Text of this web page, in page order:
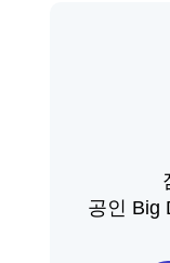
공인 Big